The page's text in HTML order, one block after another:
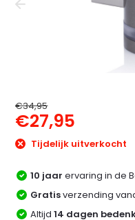
€34,95
€27,95
Tijdelijk uitverkocht
10 jaar ervaring in de
Gratisverzending
Altijd14 dagen